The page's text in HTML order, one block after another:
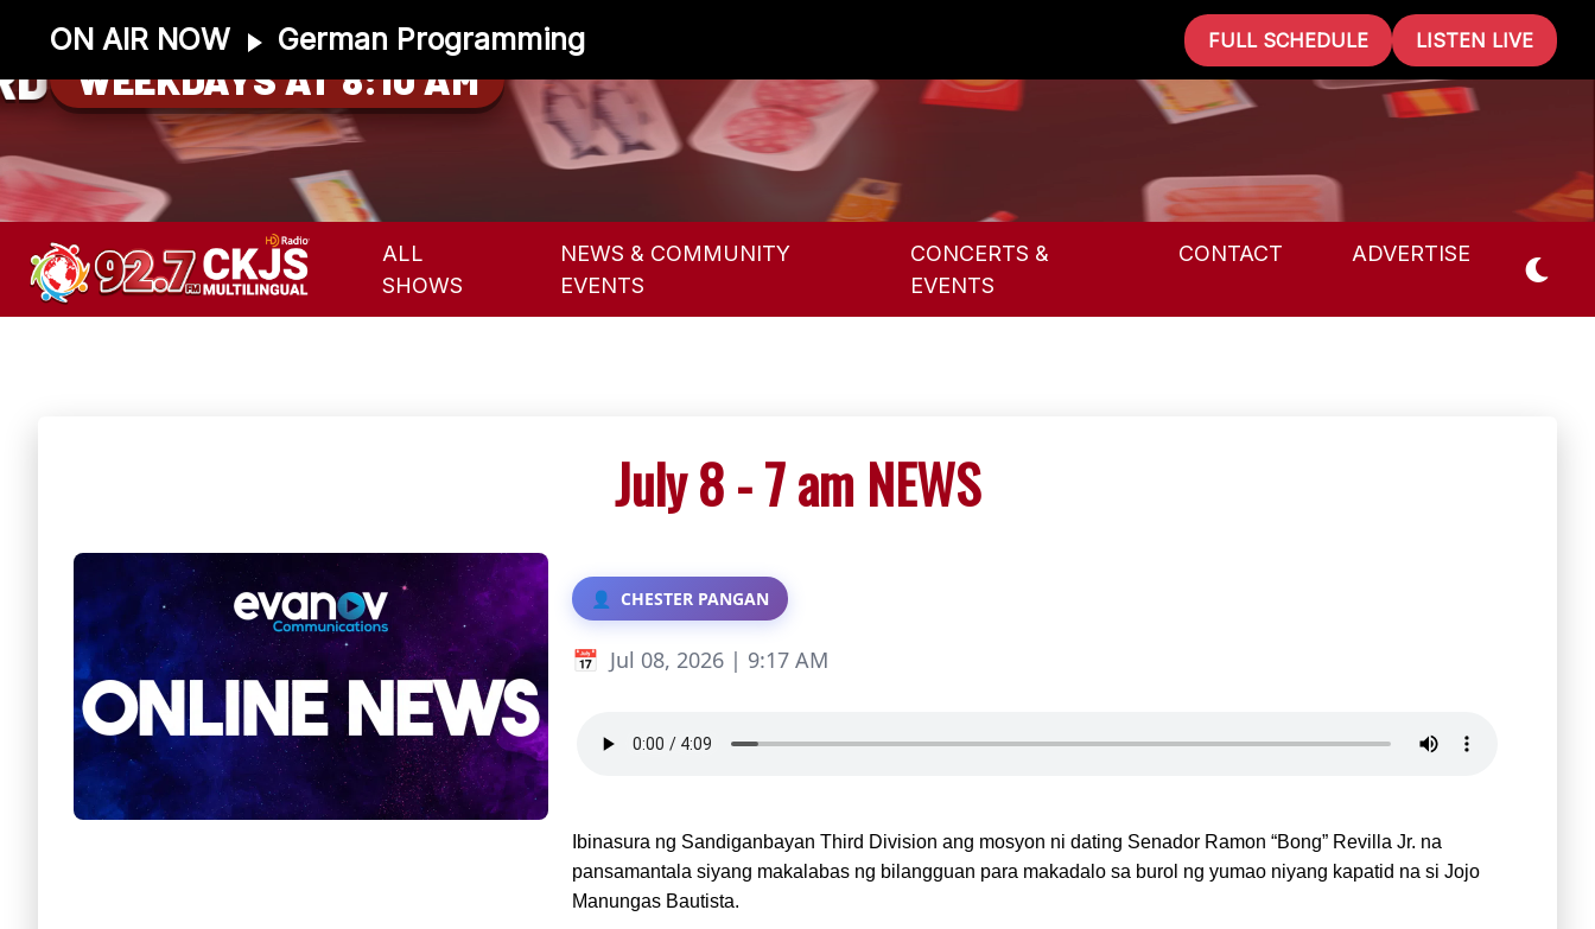
ON AIR NOW German Programming FULL SCHEDULE LISTEN LIVE
WEEKDAYS AT 8:10 AM
ALL
SHOWS
NEWS & COMMUNITY
EVENTS
CONCERTS &
EVENTS
CONTACT ADVERTISE
July 8 - 7 am NEWS
CHESTER PANGAN
Jul 08, 2026 | 9:17 AM
Ibinasura ng Sandiganbayan Third Division ang mosyon ni dating Senador Ramon “Bong” Revilla Jr. na
pansamantala siyang makalabas ng bilangguan para makadalo sa burol ng yumao niyang kapatid na si Jojo
Manungas Bautista.